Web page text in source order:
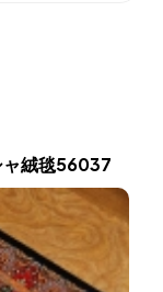
ャ絨毯56037